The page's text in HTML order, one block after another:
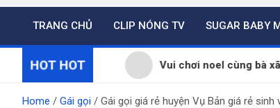
TRANG CHỦ CLIP NÓNG TV SUGAR BABY
HOT HOT Vui chơi noel cùng bà xã yêu dấu
Home Gái gọi Gái gọi giá rẻ huyện Vụ Bản giá rẻ sinh